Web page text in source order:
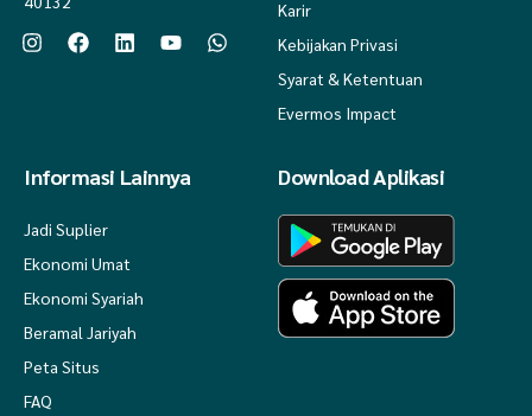
Karir
Kebijakan Privasi
Syarat & Ketentuan
Evermos Impact
Informasi Lainnya
Jadi Suplier
Ekonomi Umat
Ekonomi Syariah
Beramal Jariyah
Peta Situs
FAQ
Download Aplikasi